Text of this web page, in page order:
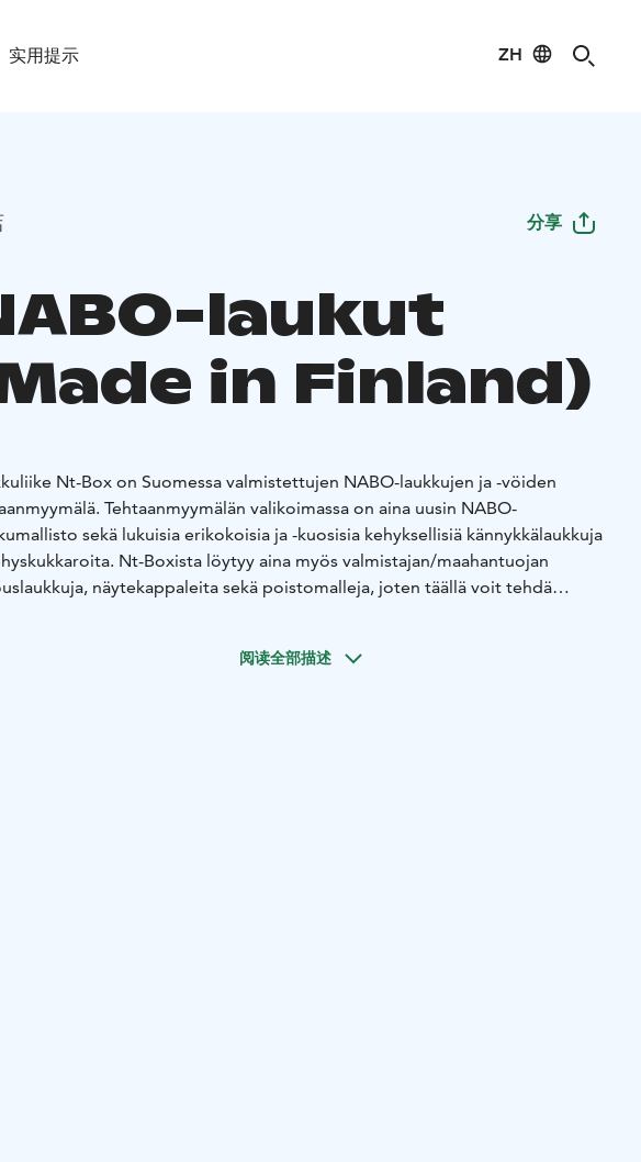
实用提示 ZH
分享
laukut
in Finland)
Nt-Box on Suomessa valmistettujen NABO-laukkujen ja -vöiden
Tehtaanmyymälän valikoimassa on aina uusin NABO-
sekä lukuisia erikokoisia ja -kuosisia kehyksellisiä kännykkälaukkuja
Nt-Boxista löytyy aina myös valmistajan/maahantuojan
näytekappaleita sekä poistomalleja, joten täällä voit tehdä
阅读全部描述